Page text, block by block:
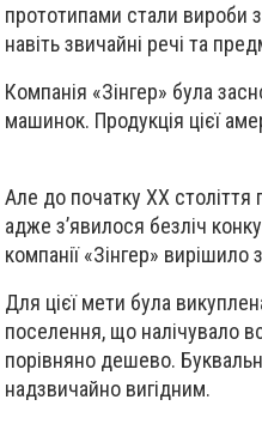
прототипами стали вироби
навіть звичайні речі та
Компанія «Зінгер» була
машинок. Продукція цієї
Але до початку XX
адже з’явилося безліч
компанії «Зінгер»
Для цієї мети була
поселення, що налічувало
порівняно дешево.
надзвичайно вигідним.